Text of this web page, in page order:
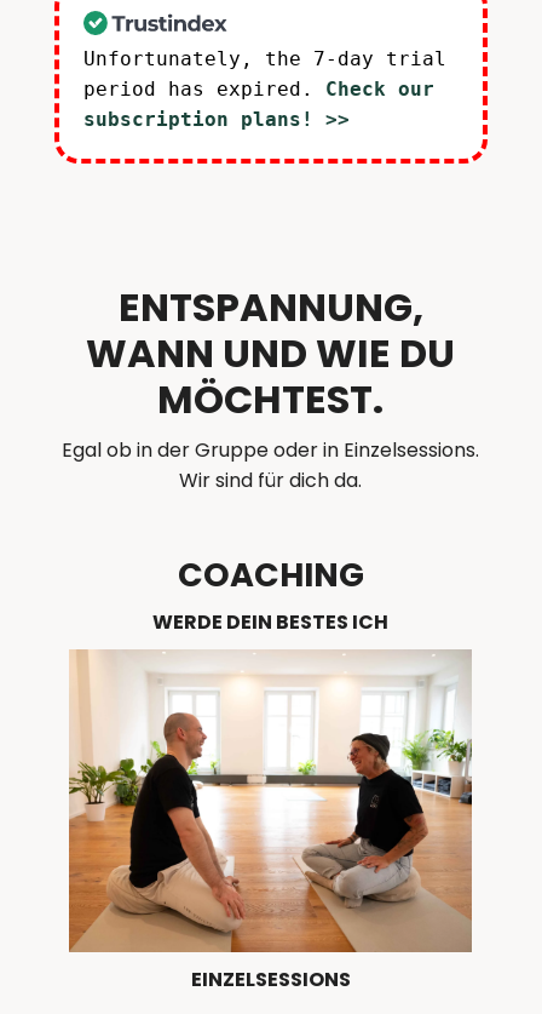
Unfortunately, the 7-day trial
period has expired. Check our
subscription plans! >>
ENTSPANNUNG,
WANN UND WIE DU
MÖCHTEST.
Egal ob in der Gruppe oder in Einzelsessions.
Wir sind für dich da.
COACHING
WERDE DEIN BESTES ICH
EINZELSESSIONS